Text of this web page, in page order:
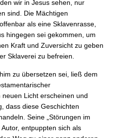
wir in Jesus sehen, nur
sind. Die Mächtigen
als eine Sklavenrasse,
hingegen sei gekommen, um
Kraft und Zuversicht zu geben
Sklaverei zu befreien.
zu übersetzen sei, ließ dem
Licht erscheinen und
dass diese Geschichten
Seine „Störungen im
entpuppten sich als